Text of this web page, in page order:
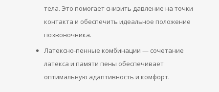
тела. Это помогает снизить давление на точки
контакта и обеспечить идеальное положение
позвоночника.
Латексно-пенные комбинации — сочетание
латекса и памяти пены обеспечивает
оптимальную адаптивность и комфорт.